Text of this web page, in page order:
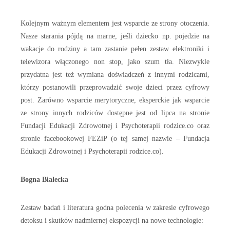
Kolejnym ważnym elementem jest wsparcie ze strony otoczenia.
Nasze starania pójdą na marne, jeśli dziecko np. pojedzie na
wakacje do rodziny a tam zastanie pełen zestaw elektroniki i
telewizora włączonego non stop, jako szum tła. Niezwykle
przydatna jest też wymiana doświadczeń z innymi rodzicami,
którzy postanowili przeprowadzić swoje dzieci przez cyfrowy
post. Zarówno wsparcie merytoryczne, eksperckie jak wsparcie
ze strony innych rodziców dostępne jest od lipca na stronie
Fundacji Edukacji Zdrowotnej i Psychoterapii rodzice.co oraz
stronie facebookowej FEZiP (o tej samej nazwie – Fundacja
Edukacji Zdrowotnej i Psychoterapii rodzice.co).
Bogna Białecka
Zestaw badań i literatura godna polecenia w zakresie cyfrowego
detoksu i skutków nadmiernej ekspozycji na nowe technologie: